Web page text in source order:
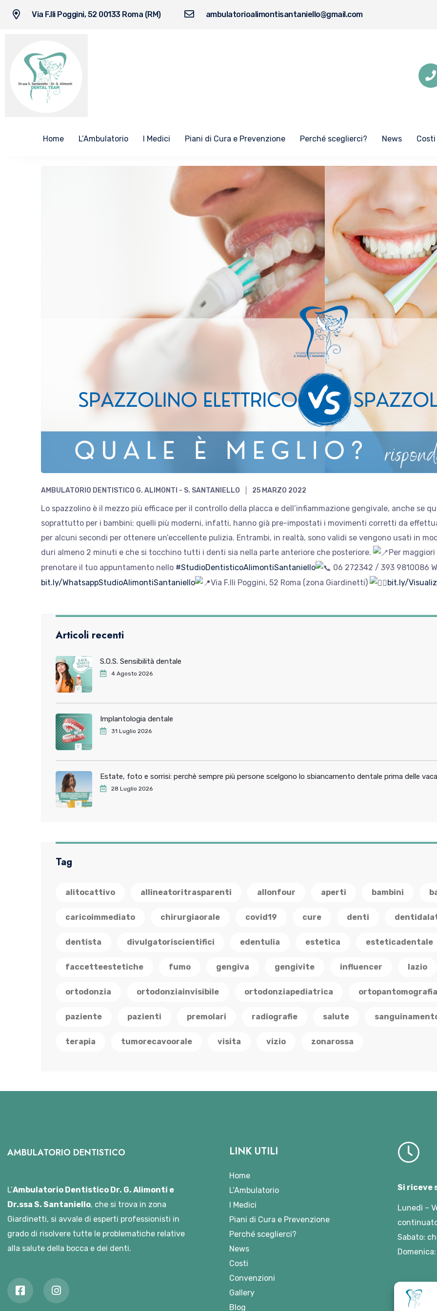
Via F.lli Poggini, 52 00133 Roma (RM) ambulatorioalimontisantaniello@gmail.com
Home L’Ambulatorio I Medici Piani di Cura e Prevenzione Perché sceglierci? News Costi
AMBULATORIO DENTISTICO G. ALIMONTI - S. SANTANIELLO 25 MARZO 2022
Lo spazzolino è il mezzo più efficace per il controllo della placca e dell’infiammazione gengivale, anche se
soprattutto per i bambini; quelli più moderni, infatti, hanno già pre-impostati i movimenti corretti da
per alcuni secondi per ottenere un’eccellente pulizia. Entrambi, in realtà, sono validi se vengono usati in
duri almeno 2 minuti e che si tocchino tutti i denti sia nella parte anteriore che posteriore.
Per
prenotare il tuo appuntamento nello #StudioDentisticoAlimontiSantaniello
06 272342 / 393 9810086
bit.ly/WhatsappStudioAlimontiSantaniello
Via F.lli Poggini, 52 Roma (zona Giardinetti) bit.ly/
Articoli recenti
S.O.S. Sensibilità dentale
4 Agosto 2026
Implantologia dentale
31 Luglio 2026
Estate, foto e sorrisi: perchè sempre più persone scelgono lo sbiancamento dentale prima delle
28 Luglio 2026
Tag
alitocattivo allineatoritrasparenti allonfour aperti bambini
caricoimmediato chirurgiaorale covid19 cure denti
dentista divulgatoriscientifici edentulia estetica esteticadentale
faccetteestetiche fumo gengiva gengivite influencer lazio
ortodonzia ortodonziainvisibile ortodonziapediatrica ortopantomografia
paziente pazienti premolari radiografie salute
terapia tumorecavoorale visita vizio zonarossa
AMBULATORIO DENTISTICO
L’Ambulatorio Dentistico Dr. G. Alimonti e
Dr.ssa S. Santaniello, che si trova in zona
Giardinetti, si avvale di esperti professionisti in
grado di risolvere tutte le problematiche relative
alla salute della bocca e dei denti.
LINK UTILI
Home
L’Ambulatorio
I Medici
Piani di Cura e Prevenzione
Perché sceglierci?
News
Costi
Convenzioni
Gallery
Blog
Si riceve
Lunedì –
Sabato: